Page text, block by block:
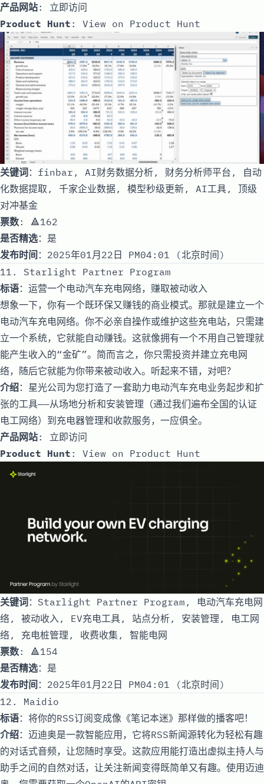
产品网站: 立即访问
Product Hunt : View on Product Hunt
关键词：finbar, AI财务数据分析, 财务分析师平台, 自动
化数据提取, 千家企业数据, 模型秒级更新, AI工具, 顶级
对冲基金
票数: 🔺162
是否精选：是
发布时间 ：2025年01月22日 PM04:01 (北京时间)
11. Starlight Partner Program
标语：运营一个电动汽车充电网络，赚取被动收入
想象一下，你有一个既环保又赚钱的商业模式。那就是建立一个
电动汽车充电网络。你不必亲自操作或维护这些充电站，只需建
立一个系统，它就能自动赚钱。这就像拥有一个不用自己管理就
能产生收入的“金矿”。简而言之，你只需投资并建立充电网
络，随后它就能为你带来被动收入。听起来不错，对吧？
介绍：星光公司为您打造了一套助力电动汽车充电业务起步和扩
张的工具——从场地分析和安装管理（通过我们遍布全国的认证
电工网络）到充电器管理和收款服务，一应俱全。
产品网站: 立即访问
Product Hunt : View on Product Hunt
关键词：Starlight Partner Program, 电动汽车充电网
络, 被动收入, EV充电工具, 站点分析, 安装管理, 电工网
络, 充电桩管理, 收费收集, 智能电网
票数: 🔺154
是否精选：是
发布时间 ：2025年01月22日 PM04:01 (北京时间)
12. Maidio
标语：将你的RSS订阅变成像《笔记本迷》那样做的播客吧！
介绍：迈迪奥是一款智能应用，它将RSS新闻源转化为轻松有趣
的对话式音频，让您随时享受。这款应用能打造出虚拟主持人与
助手之间的自然对话，让关注新闻变得既简单又有趣。使用迈迪